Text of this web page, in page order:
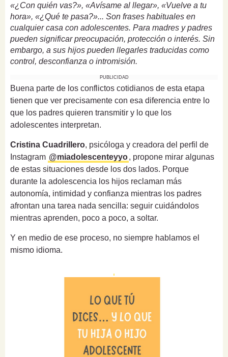
«¿Con quién vas?», «Avísame al llegar», «Vuelve a tu
hora», «¿Qué te pasa?»... Son frases habituales en
cualquier casa con adolescentes. Para madres y padres
pueden significar preocupación, protección o interés. Sin
embargo, a sus hijos pueden llegarles traducidas como
control, desconfianza o intromisión.
PUBLICIDAD
Buena parte de los conflictos cotidianos de esta etapa
tienen que ver precisamente con esa diferencia entre lo
que los padres quieren transmitir y lo que los
adolescentes interpretan.
Cristina Cuadrillero, psicóloga y creadora del perfil de
Instagram @miadolescenteyyo, propone mirar algunas
de estas situaciones desde los dos lados. Porque
durante la adolescencia los hijos reclaman más
autonomía, intimidad y confianza mientras los padres
afrontan una tarea nada sencilla: seguir cuidándolos
mientras aprenden, poco a poco, a soltar.
Y en medio de ese proceso, no siempre hablamos el
mismo idioma.